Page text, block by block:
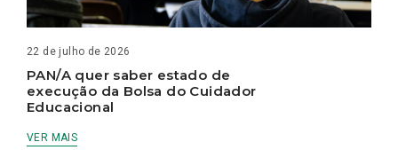
22 de julho de 2026
PAN/A quer saber estado de
execução da Bolsa do Cuidador
Educacional
VER MAIS